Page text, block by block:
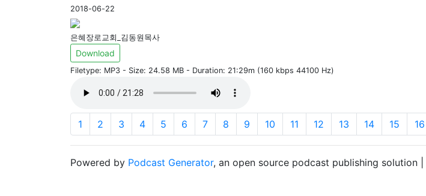
2018-06-22
은혜장로교회_김동원목사
Download
Filetype: MP3 - Size: 24.58 MB - Duration: 21:29m (160 kbps 44100 Hz)
1 2 3 4 5 6 7 8 9 10 11 12 13 14 15 16
Powered by Podcast Generator, an open source podcast publishing solution |